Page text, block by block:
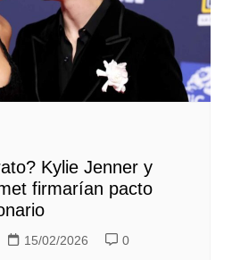
Kylie Jenner y
firmarían pacto
15/02/2026 0